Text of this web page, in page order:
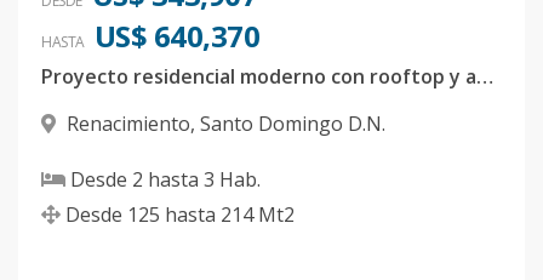
HASTA US$ 640,370
Proyecto residencial moderno con rooftop y amenidades
Renacimiento, Santo Domingo D.N.
Desde 2 hasta 3 Hab.
Desde 125 hasta 214 Mt2